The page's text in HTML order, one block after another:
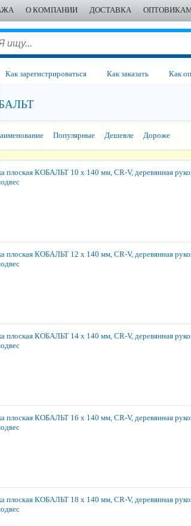
О КОМПАНИИ ДОСТАВКА
Как зарегистрироваться Как заказать Как
Популярные Дешевле Дороже
плоская КОБАЛЬТ 10 х 140 мм, CR-V, деревянная
плоская КОБАЛЬТ 12 х 140 мм, CR-V, деревянная
плоская КОБАЛЬТ 14 х 140 мм, CR-V, деревянная
плоская КОБАЛЬТ 16 х 140 мм, CR-V, деревянная
плоская КОБАЛЬТ 18 х 140 мм, CR-V, деревянная